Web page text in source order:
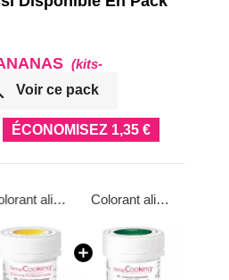
(kits-
Voir ce pack
ÉCONOMISEZ 1,35 €
Colorant alimentaire en poudre 5g Colorant alimentaire en poudre 5g